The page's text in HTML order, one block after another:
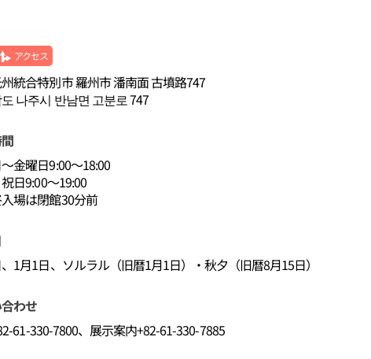
アクセス
統合特別市 羅州市 潘南面 古墳路747
나주시 반남면 고분로 747
金曜日9:00～18:00
日9:00～19:00
場は閉館30分前
1月1日、ソルラル（旧暦1月1日）・秋夕（旧暦8月15日）
わせ
61-330-7800、展示案内+82-61-330-7885